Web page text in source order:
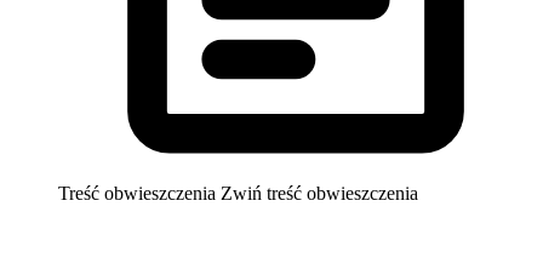
Treść obwieszczenia Zwiń treść obwieszczenia